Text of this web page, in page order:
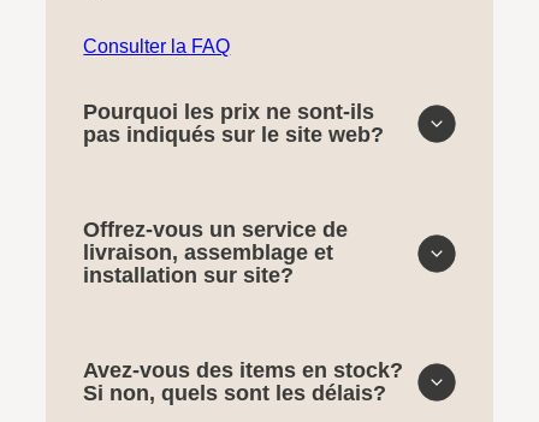
Consulter la FAQ
Pourquoi les prix ne sont-ils
pas indiqués sur le site web?
Offrez-vous un service de
livraison, assemblage et
installation sur site?
Avez-vous des items en stock?
Si non, quels sont les délais?